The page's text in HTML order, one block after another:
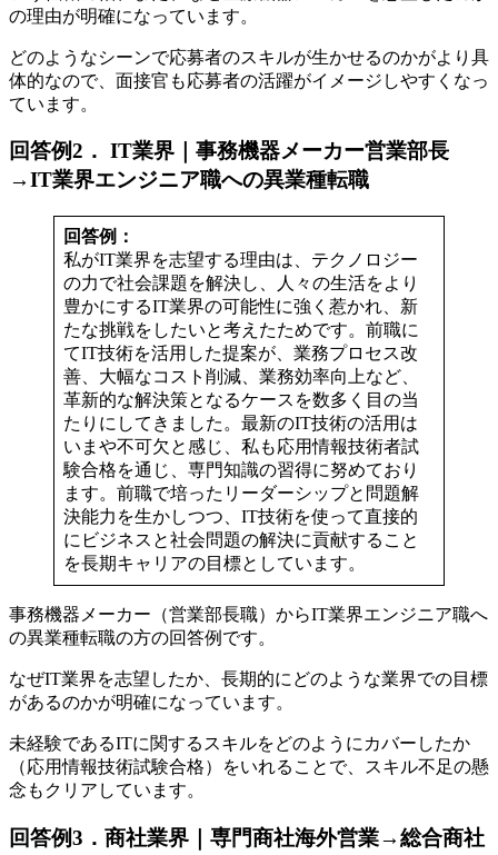
の理由が明確になっています。
どのようなシーンで応募者のスキルが生かせるのかがより具
体的なので、面接官も応募者の活躍がイメージしやすくなっ
ています。
回答例2． IT業界｜事務機器メーカー営業部長
→IT業界エンジニア職への異業種転職
回答例：
私がIT業界を志望する理由は、テクノロジー
の力で社会課題を解決し、人々の生活をより
豊かにするIT業界の可能性に強く惹かれ、新
たな挑戦をしたいと考えたためです。前職に
てIT技術を活用した提案が、業務プロセス改
善、大幅なコスト削減、業務効率向上など、
革新的な解決策となるケースを数多く目の当
たりにしてきました。最新のIT技術の活用は
いまや不可欠と感じ、私も応用情報技術者試
験合格を通じ、専門知識の習得に努めており
ます。前職で培ったリーダーシップと問題解
決能力を生かしつつ、IT技術を使って直接的
にビジネスと社会問題の解決に貢献すること
を長期キャリアの目標としています。
事務機器メーカー（営業部長職）からIT業界エンジニア職へ
の異業種転職の方の回答例です。
なぜIT業界を志望したか、長期的にどのような業界での目標
があるのかが明確になっています。
未経験であるITに関するスキルをどのようにカバーしたか
（応用情報技術試験合格）をいれることで、スキル不足の懸
念もクリアしています。
回答例3 ． 商社業界｜専門商社海外営業→総合商社